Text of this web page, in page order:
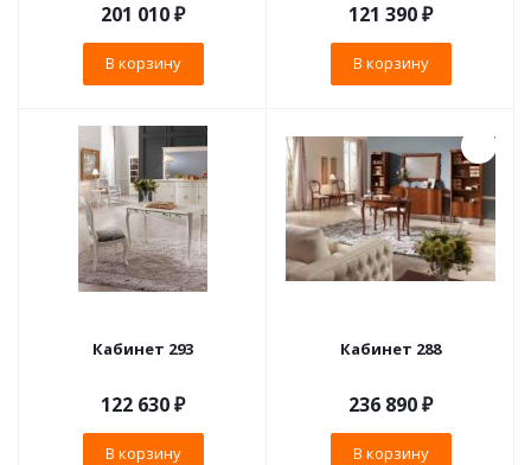
201 010₽
В корзину
121 390₽
В корзину
Кабинет 293
122 630₽
В корзину
Кабинет 288
236 890₽
В корзину